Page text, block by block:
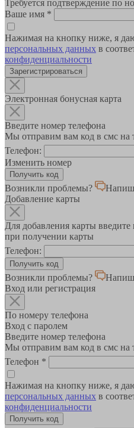
Требуется подтверждение по
Ваше имя *
Нажимая на кнопку ниже, я
персональных данных в
конфиденциальности
Зарегистрироваться
Электронная бонусная карта
Введите номер телефона
Мы отправим вам код в смс на
Телефон:
Изменить номер
Возникли проблемы?
Добавление карты
Для добавления карты
при получении карты
Телефон:
Возникли проблемы?
Вход или регистрация
По номеру телефона
Вход с паролем
Введите номер телефона
Мы отправим вам код в смс на
Телефон *
Нажимая на кнопку ниже, я
персональных данных в
конфиденциальности